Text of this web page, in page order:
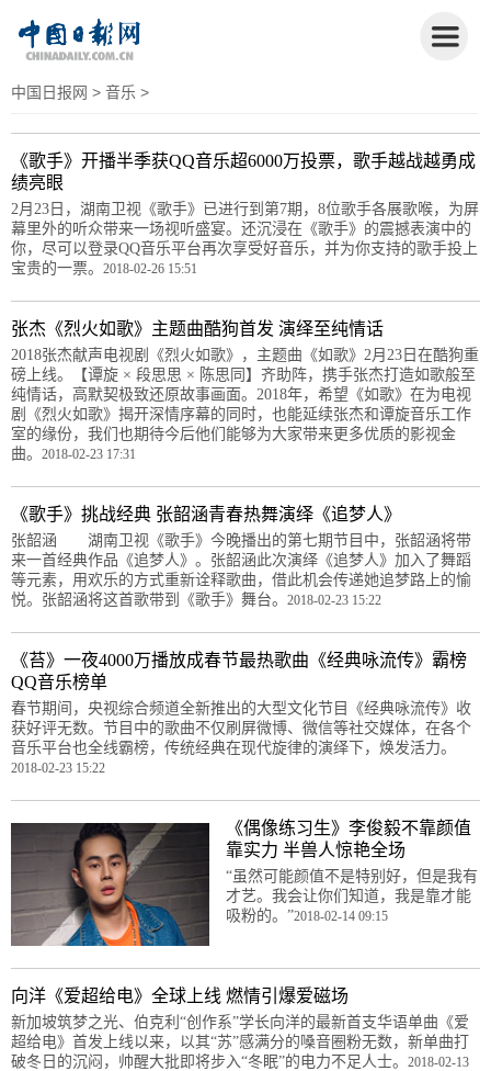
中国日报网 > 音乐 >
《歌手》开播半季获QQ音乐超6000万投票，歌手越战越勇成
绩亮眼
2月23日，湖南卫视《歌手》已进行到第7期，8位歌手各展歌喉，为屏
幕里外的听众带来一场视听盛宴。还沉浸在《歌手》的震撼表演中的
你，尽可以登录QQ音乐平台再次享受好音乐，并为你支持的歌手投上
宝贵的一票。 2018-02-26 15:51
张杰《烈火如歌》主题曲酷狗首发 演绎至纯情话
2018张杰献声电视剧《烈火如歌》，主题曲《如歌》2月23日在酷狗重
磅上线。【谭旋 × 段思思 × 陈思同】齐助阵，携手张杰打造如歌般至
纯情话，高默契极致还原故事画面。2018年，希望《如歌》在为电视
剧《烈火如歌》揭开深情序幕的同时，也能延续张杰和谭旋音乐工作
室的缘份，我们也期待今后他们能够为大家带来更多优质的影视金
曲。 2018-02-23 17:31
《歌手》挑战经典 张韶涵青春热舞演绎《追梦人》
张韶涵 湖南卫视《歌手》今晚播出的第七期节目中，张韶涵将带
来一首经典作品《追梦人》。张韶涵此次演绎《追梦人》加入了舞蹈
等元素，用欢乐的方式重新诠释歌曲，借此机会传递她追梦路上的愉
悦。张韶涵将这首歌带到《歌手》舞台。 2018-02-23 15:22
《苔》一夜4000万播放成春节最热歌曲《经典咏流传》霸榜
QQ音乐榜单
春节期间，央视综合频道全新推出的大型文化节目《经典咏流传》收
获好评无数。节目中的歌曲不仅刷屏微博、微信等社交媒体，在各个
音乐平台也全线霸榜，传统经典在现代旋律的演绎下，焕发活力。
2018-02-23 15:22
《偶像练习生》李俊毅不靠颜值
靠实力 半兽人惊艳全场
“虽然可能颜值不是特别好，但是我有
才艺。我会让你们知道，我是靠才能
吸粉的。”2018-02-14 09:15
向洋《爱超给电》全球上线 燃情引爆爱磁场
新加坡筑梦之光、伯克利“创作系”学长向洋的最新首支华语单曲《爱
超给电》首发上线以来，以其“苏”感满分的嗓音圈粉无数，新单曲打
破冬日的沉闷，帅醒大批即将步入“冬眠”的电力不足人士。 2018-02-13